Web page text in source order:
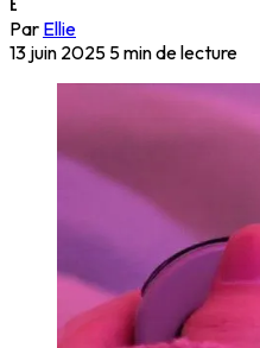
E
Par Ellie
13 juin 2025 5 min de lecture